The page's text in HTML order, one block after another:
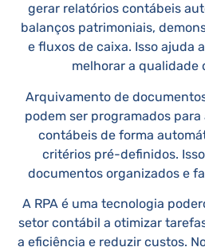
gerar relatórios contábeis
balanços patrimoniais,
e fluxos de caixa. Isso ajuda
melhorar a qualidade
Arquivamento de
podem ser programados
contábeis de forma
critérios pré-definidos.
documentos organizados e
A RPA é uma tecnologia
setor contábil a otimizar
a eficiência e reduzir custos.